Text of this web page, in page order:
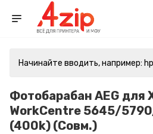
Фотобарабан AEG для
WorkCentre 5645/
(400k) (Совм.)